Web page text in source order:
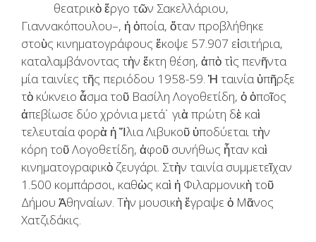
θεατρικὸ ἔργο τῶν Σακελλάριου,
Γιαννακόπουλου–, ἡ ὁποία, ὅταν προβλήθηκε
στοὺς κινηματογράφους ἔκοψε 57.907 εἰσιτήρια,
καταλαμβάνοντας τὴν ἕκτη θέση, ἀπὸ τὶς πενῆντα
μία ταινίες τῆς περιόδου 1958-59. Ἡ ταινία ὑπῆρξε
τὸ κύκνειο ἆσμα τοῦ Βασίλη Λογοθετίδη, ὁ ὁποῖος
ἀπεβίωσε δύο χρόνια μετά˙ γιὰ πρώτη δὲ καὶ
τελευταία φορὰ ἡ Ἴλια Λιβυκοῦ ὑποδύεται τὴν
κόρη τοῦ Λογοθετίδη, ἀφοῦ συνήθως ἦταν καὶ
κινηματογραφικὸ ζευγάρι. Στὴν ταινία συμμετεῖχαν
1.500 κομπάρσοι, καθὼς καὶ ἡ Φιλαρμονικὴ τοῦ
Δήμου Ἀθηναίων. Τὴν μουσικὴ ἔγραψε ὁ Μᾶνος
Χατζιδάκις.